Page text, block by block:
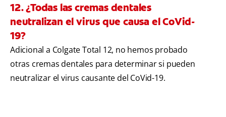
12. ¿Todas las cremas dentales
neutralizan el virus que causa el CoVid-
19?
Adicional a Colgate Total 12, no hemos probado
otras cremas dentales para determinar si pueden
neutralizar el virus causante del CoVid-19.